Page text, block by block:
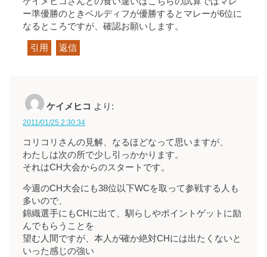
ー準優勝のときベルディフが優勝するとマレーが6位に
なるところですが、確認お願いします。
引用 返信
ケイメヒコ より:
2011/01/25 2:30:34
コリコリさんの見解、なるほどなって思いますが、
わたしは次の所で少し引っかかります。
それはCH大会からのスタートです。
今週のCH大会にも38位以下WCを取って参戦する人も
多いので、
錦織選手にもCHに出て、馴らしやポイントゲットに励
んでもらうことを
望む人間ですが、本人が確か絶対CHには出たくないと
いった感じの強い